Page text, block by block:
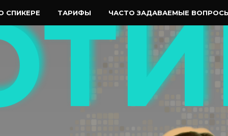
СПИКЕРЕ ТАРИФЫ ЧАСТО ЗАДАВАЕМЫЕ